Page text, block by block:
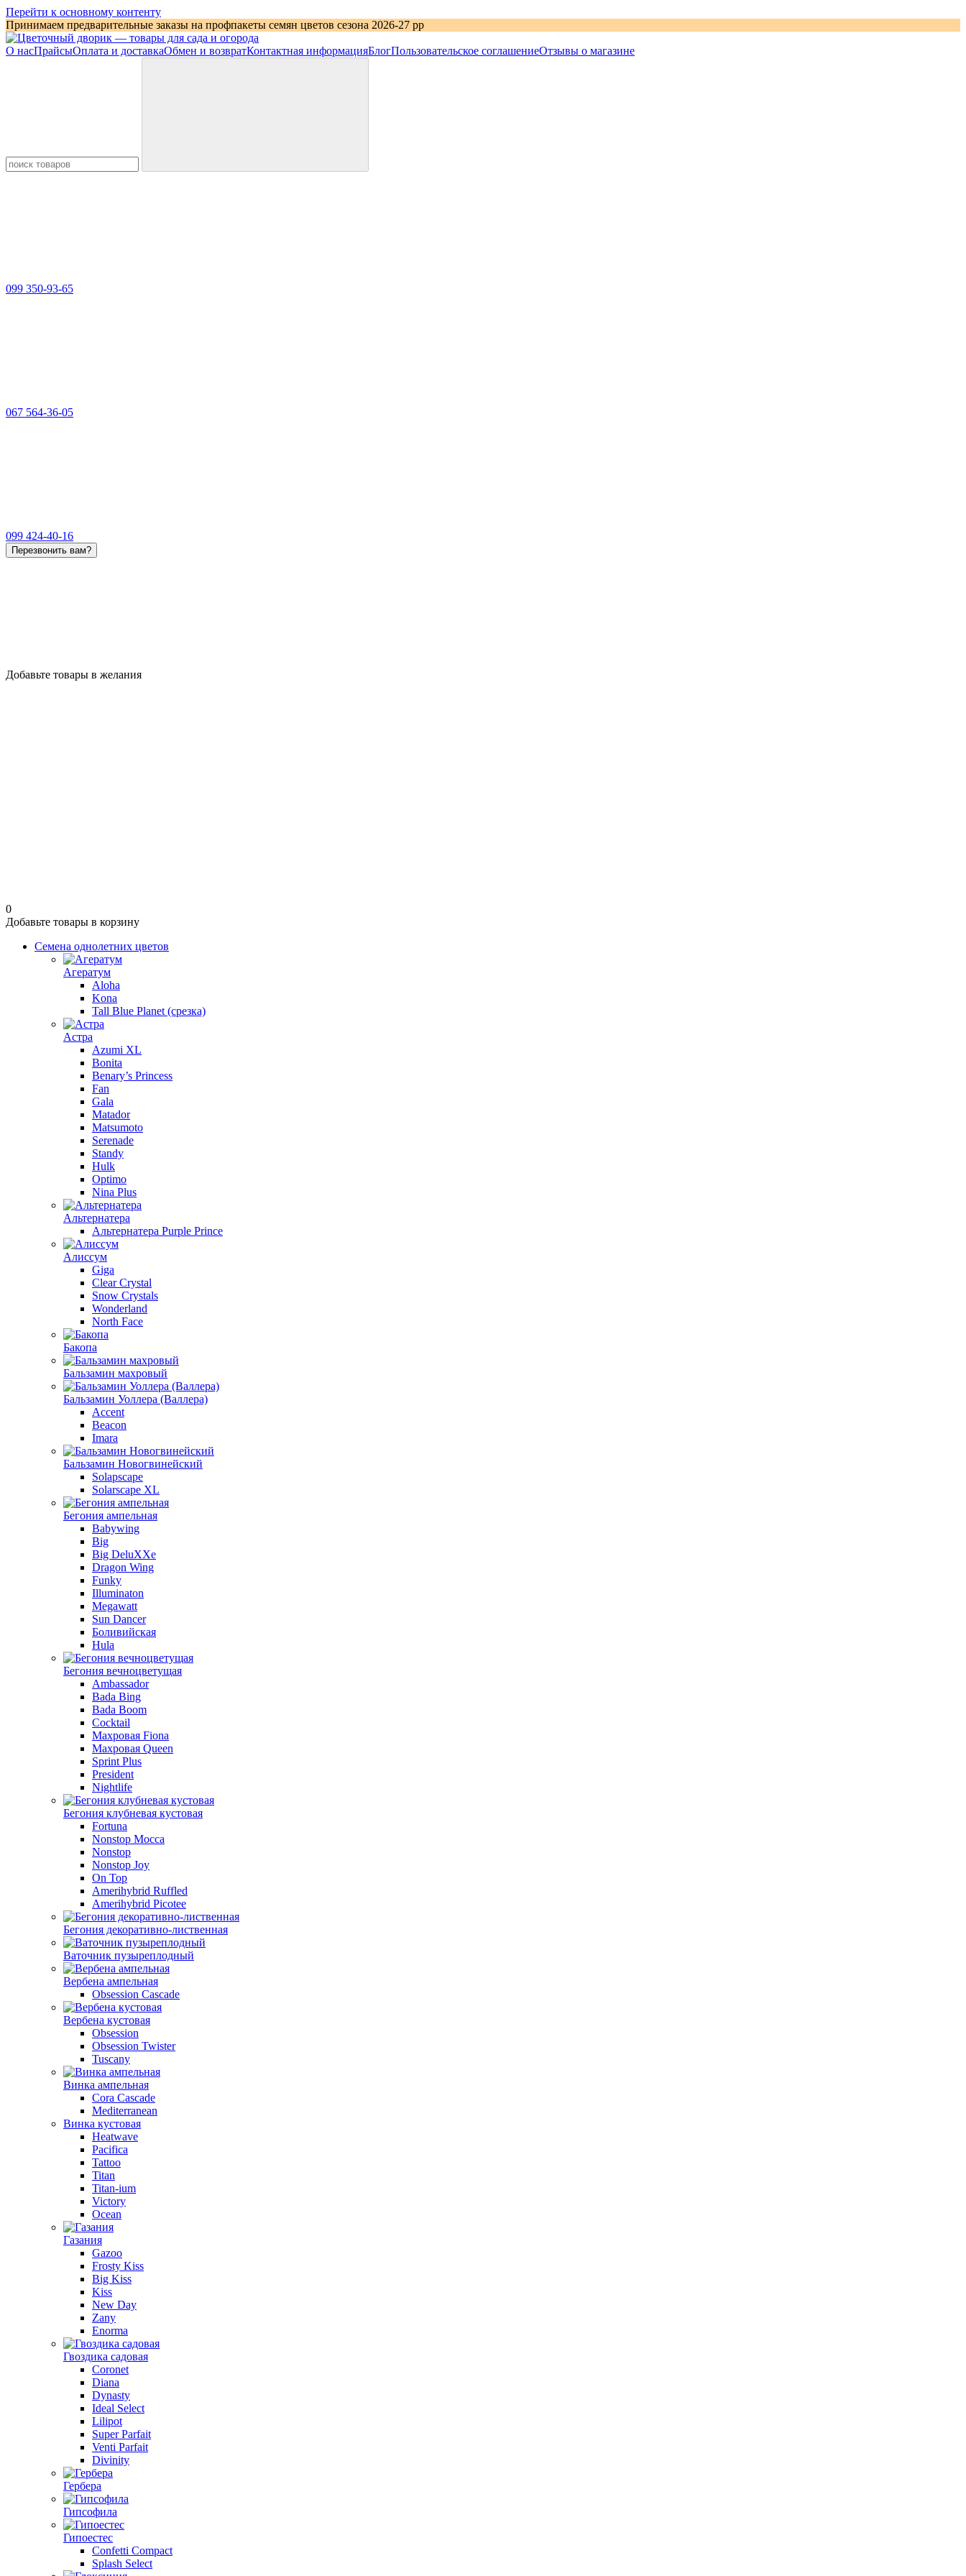
Перейти к основному контенту
Принимаем предварительные заказы на профпакеты семян цветов сезона 2026-27 рр
О насПрайсыОплата и доставкаОбмен и возвратКонтактная информацияБлогПользовательское соглашениеОтзывы о магазине
099 350-93-65
067 564-36-05
099 424-40-16
Перезвонить вам?
Добавьте товары в желания
0
Добавьте товары в корзину
Семена однолетних цветов
Агератум
Aloha
Kona
Tall Blue Planet (срезка)
Астра
Azumi XL
Bonita
Benary’s Princess
Fan
Gala
Matador
Matsumoto
Serenade
Standy
Hulk
Optimo
Nina Plus
Альтернатера
Альтернатера Purple Prince
Алиссум
Giga
Clear Crystal
Snow Crystals
Wonderland
North Face
Бакопа
Бальзамин махровый
Бальзамин Уоллера (Валлера)
Accent
Beacon
Imara
Бальзамин Новогвинейский
Solapscape
Solarscape XL
Бегония ампельная
Babywing
Big
Big DeluXXe
Dragon Wing
Funky
Illuminaton
Megawatt
Sun Dancer
Боливийская
Hula
Бегония вечноцветущая
Ambassador
Bada Bing
Bada Boom
Cocktail
Махровая Fiona
Махровая Queen
Sprint Plus
President
Nightlife
Бегония клубневая кустовая
Fortuna
Nonstop Mocca
Nonstop
Nonstop Joy
On Top
Amerihybrid Ruffled
Amerihybrid Picotee
Бегония декоративно-лиственная
Ваточник пузыреплодный
Вербена ампельная
Obsession Cascade
Вербена кустовая
Obsession
Obsession Twister
Tuscany
Винка ампельная
Cora Cascade
Mediterranean
Винка кустовая
Heatwave
Pacifica
Tattoo
Titan
Titan-ium
Victory
Ocean
Газания
Gazoo
Frosty Kiss
Big Kiss
Kiss
New Day
Zany
Enorma
Гвоздика садовая
Coronet
Diana
Dynasty
Ideal Select
Lilipot
Super Parfait
Venti Parfait
Divinity
Гербера
Гипсофила
Гипоестес
Confetti Compact
Splash Select